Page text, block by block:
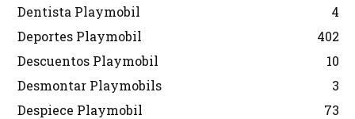
Dentista Playmobil
4
Deportes Playmobil
402
Descuentos Playmobil
10
Desmontar Playmobils
3
Despiece Playmobil
73